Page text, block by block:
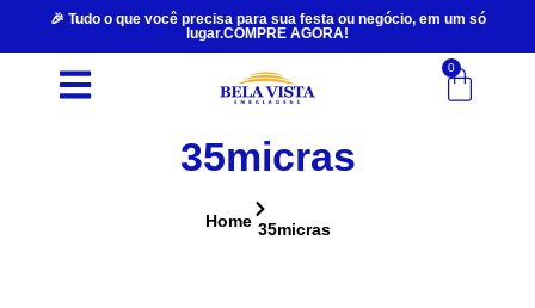
🎉 Tudo o que você precisa para sua festa ou negócio, em um só
lugar.COMPRE AGORA!
0
35micras
Home 35micras